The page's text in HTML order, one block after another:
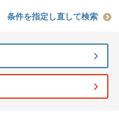
条件を指定し直して検索